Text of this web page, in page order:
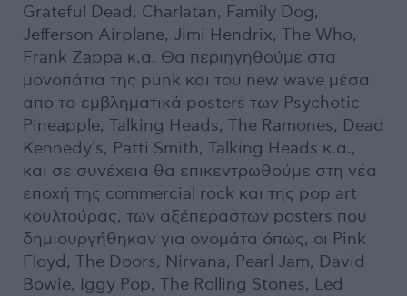
Grateful Dead, Charlatan, Family Dog,
Jefferson Airplane, Jimi Hendrix, The Who,
Frank Zappa κ.α. Θα περιηγηθούμε στα
μονοπάτια της punk και του new wave μέσα
απο τα εμβληματικά posters των Psychotic
Pineapple, Talking Heads, The Ramones, Dead
Kennedy's, Patti Smith, Talking Heads κ.α.,
και σε συνέχεια θα επικεντρωθούμε στη νέα
εποχή της commercial rock και της pop art
κουλτούρας, των αξέπεραστων posters που
δημιουργήθηκαν για ονομάτα όπως, οι Pink
Floyd, The Doors, Nirvana, Pearl Jam, David
Bowie, Iggy Pop, The Rolling Stones, Led